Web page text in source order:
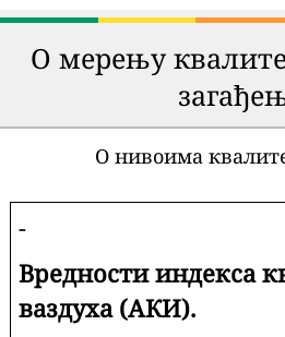
О мерењу
О нивоима
-
Вредности индекса
ваздуха (АКИ).